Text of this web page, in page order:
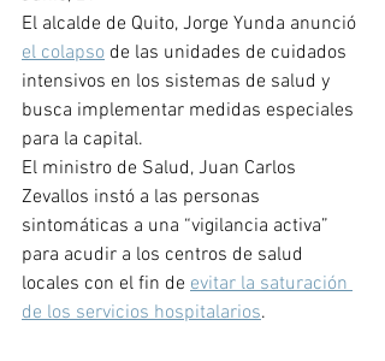
El alcalde de Quito, Jorge Yunda anunció
el colapso de las unidades de cuidados
intensivos en los sistemas de salud y
busca implementar medidas especiales
para la capital.
El ministro de Salud, Juan Carlos
Zevallos instó a las personas
sintomáticas a una “vigilancia activa”
para acudir a los centros de salud
locales con el fin de evitar la saturación
de los servicios hospitalarios.